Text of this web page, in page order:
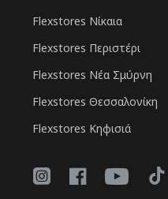
Flexstores Νίκαια
Flexstores Περιστέρι
Flexstores Νέα Σμύρνη
Flexstores Θεσσαλονίκη
Flexstores Κηφισιά